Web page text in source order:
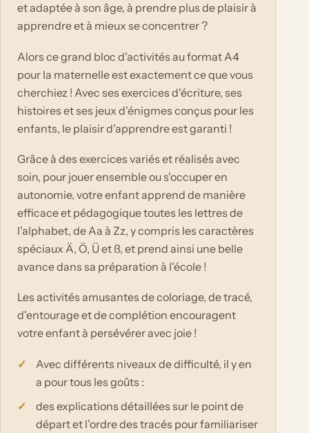
et adaptée à son âge, à prendre plus de plaisir à
apprendre et à mieux se concentrer ?
Alors ce grand bloc d'activités au format A4
pour la maternelle est exactement ce que vous
cherchiez ! Avec ses exercices d'écriture, ses
histoires et ses jeux d'énigmes conçus pour les
enfants, le plaisir d'apprendre est garanti !
Grâce à des exercices variés et réalisés avec
soin, pour jouer ensemble ou s'occuper en
autonomie, votre enfant apprend de manière
efficace et pédagogique toutes les lettres de
l'alphabet, de Aa à Zz, y compris les caractères
spéciaux Ä, Ö, Ü et ß, et prend ainsi une belle
avance dans sa préparation à l'école !
Les activités amusantes de coloriage, de tracé,
d'entourage et de complétion encouragent
votre enfant à persévérer avec joie !
Avec différents niveaux de difficulté, il y en
a pour tous les goûts :
des explications détaillées sur le point de
départ et l'ordre des tracés pour familiariser